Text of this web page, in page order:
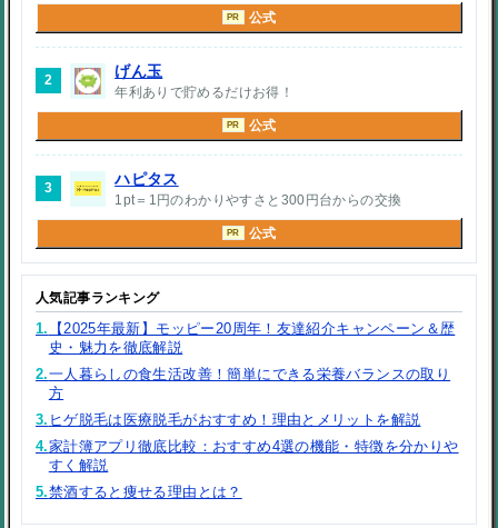
PR 公式
2
げん玉
年利ありで貯めるだけお得！
PR 公式
3
ハピタス
1pt＝1円のわかりやすさと300円台からの交換
PR 公式
人気記事ランキング
1.
【2025年最新】モッピー20周年！友達紹介キャンペーン＆歴
史・魅力を徹底解説
2.一人暮らしの食生活改善！簡単にできる栄養バランスの取り
方
3. ヒゲ脱毛は医療脱毛がおすすめ！理由とメリットを解説
4.家計簿アプリ徹底比較：おすすめ4選の機能・特徴を分かりや
すく解説
5.禁酒すると痩せる理由とは？